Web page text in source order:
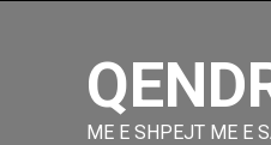
ME E SHPEJT ME E